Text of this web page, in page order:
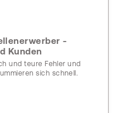
-
Kunden
und teure Fehler und
sich schnell.